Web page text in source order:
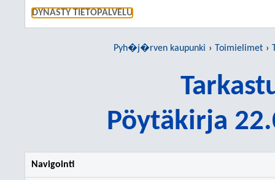
DYNASTY TIETOPALVELU
Pyh�j�rven kaupunki Toimielimet
Pöytäkirja
Navigointi